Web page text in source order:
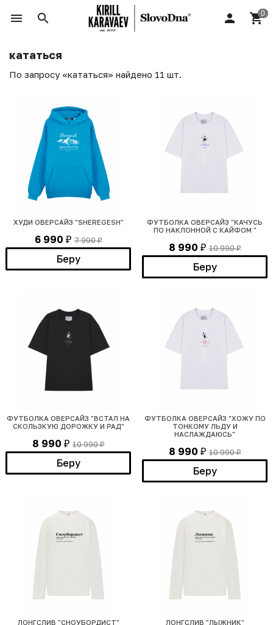
кататься
По запросу «кататься» найдено 11 шт.
ХУДИ ОВЕРСАЙЗ "SHEREGESH"
6 990 ₽ 7 990₽
Беру
ФУТБОЛКА ОВЕРСАЙЗ "КАЧУСЬ
ПО НАКЛОННОЙ С КАЙФОМ "
8 990 ₽ 10 990₽
Беру
ФУТБОЛКА ОВЕРСАЙЗ "ВСТАЛ НА
СКОЛЬЗКУЮ ДОРОЖКУ И РАД"
8 990 ₽ 10 990₽
Беру
ФУТБОЛКА ОВЕРСАЙЗ "ХОЖУ ПО
ТОНКОМУ ЛЬДУ И
НАСЛАЖДАЮСЬ"
8 990 ₽ 10 990₽
Беру
ЛОНГСЛИВ "СНОУБОРДИСТ" ЛОНГСЛИВ "ЛЫЖНИК"